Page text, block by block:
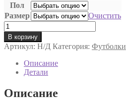
Пол
Размер
Очистить
Количество
товара
Romantic
В корзину
Артикул: Н/Д Категория: Футболки
Описание
Детали
Описание